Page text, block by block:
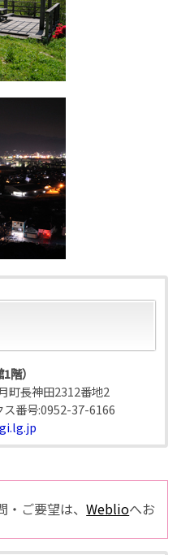
）
町長神田2312番地2
ス番号:0952-37-6166
・ご要望は、Weblioへお